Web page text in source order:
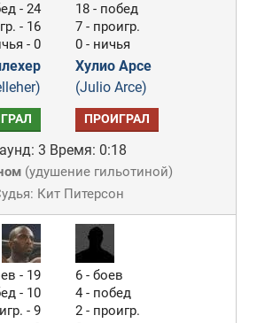
- 24
- 16
- 0
18 - побед
7 - проигр.
0 - ничья
Хулио Арсе
(Julio Arce)
ПРОИГРАЛ
3 Время: 0:18
(удушение гильотиной)
Кит Питерсон
- 19
- 10
- 9
6 - боев
4 - побед
2 - проигр.